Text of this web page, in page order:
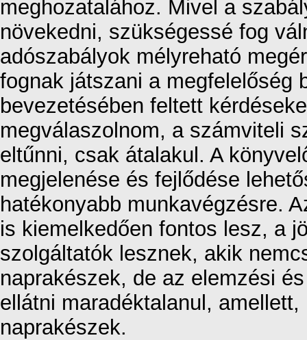
meghozatalához. Mivel a
növekedni, szükségessé fog
adószabályok mélyreható
fognak játszani a megfelelőség
bevezetésében feltett
megválaszolnom, a számviteli
eltűnni, csak átalakul. A
megjelenése és fejlődése
hatékonyabb munkavégzésre.
is kiemelkedően fontos lesz, a
szolgáltatók lesznek, akik
naprakészek, de az elemzési
ellátni maradéktalanul,
naprakészek.